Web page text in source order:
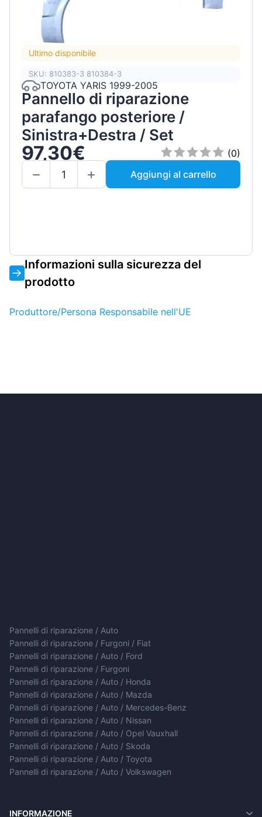
Ultimo disponibile
SKU: 810383-3 810384-3
TOYOTA YARIS 1999-2005
Pannello di riparazione
parafango posteriore /
Sinistra+Destra / Set
97,30€
(0)
Aggiungi al carrello
Informazioni sulla sicurezza del
prodotto
Produttore/Persona Responsabile nell'UE
Pannelli di riparazione / Auto
Pannelli di riparazione / Furgoni / Fiat
Pannelli di riparazione / Auto / Ford
Pannelli di riparazione / Furgoni
Pannelli di riparazione / Auto / Honda
Pannelli di riparazione / Auto / Mazda
Pannelli di riparazione / Auto / Mercedes-Benz
Pannelli di riparazione / Auto / Nissan
Pannelli di riparazione / Auto / Opel Vauxhall
Pannelli di riparazione / Auto / Skoda
Pannelli di riparazione / Auto / Toyota
Pannelli di riparazione / Auto / Volkswagen
INFORMAZIONE